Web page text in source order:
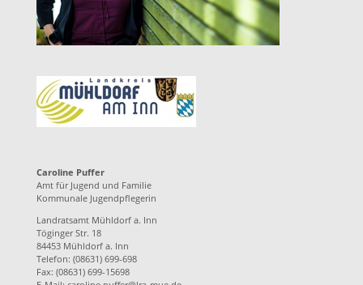
Caroline Puffer
Amt für Jugend und Familie
Kommunale Jugendpflegerin
Landratsamt Mühldorf a. Inn
Töginger Str. 18
84453 Mühldorf a. Inn
Telefon: (08631) 699-698
Fax: (08631) 699-15698